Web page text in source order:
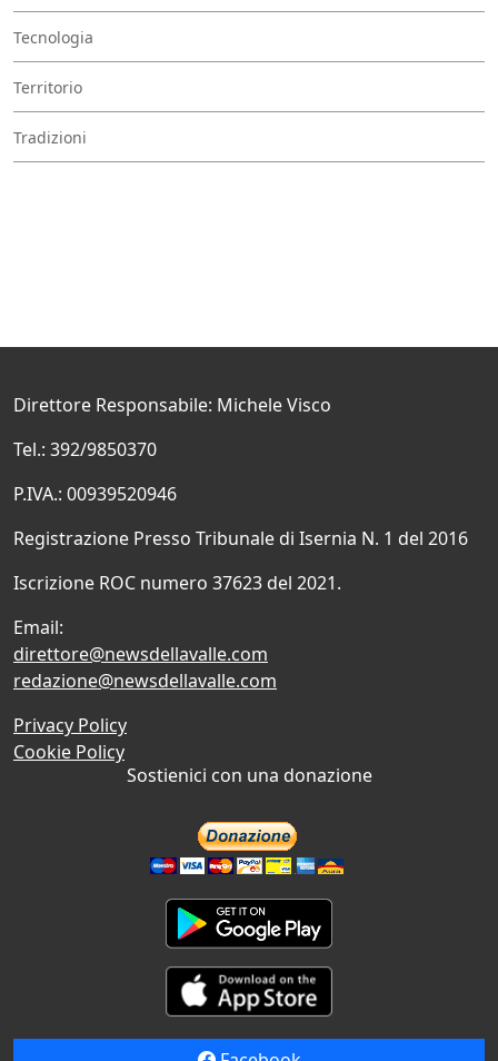
Tecnologia
Territorio
Tradizioni
Direttore Responsabile: Michele Visco
Tel.: 392/9850370
P.IVA.: 00939520946
Registrazione Presso Tribunale di Isernia N. 1 del 2016
Iscrizione ROC numero 37623 del 2021.
Email:
direttore@newsdellavalle.com
redazione@newsdellavalle.com
Privacy Policy
Cookie Policy
Sostienici con una donazione